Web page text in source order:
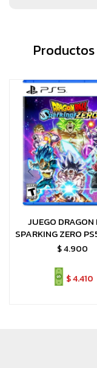
JUEGO
SPARKING ZERO
$4.900
$4.410